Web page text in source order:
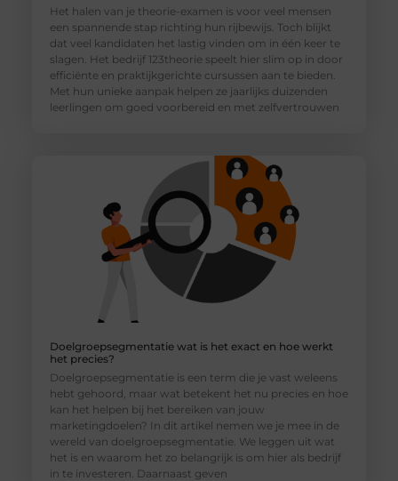
Het halen van je theorie-examen is voor veel mensen
een spannende stap richting hun rijbewijs. Toch blijkt
dat veel kandidaten het lastig vinden om in één keer te
slagen. Het bedrijf 123theorie speelt hier slim op in door
efficiënte en praktijkgerichte cursussen aan te bieden.
Met hun unieke aanpak helpen ze jaarlijks duizenden
leerlingen om goed voorbereid en met zelfvertrouwen
Doelgroepsegmentatie wat is het exact en hoe werkt
het precies?
Doelgroepsegmentatie is een term die je vast weleens
hebt gehoord, maar wat betekent het nu precies en hoe
kan het helpen bij het bereiken van jouw
marketingdoelen? In dit artikel nemen we je mee in de
wereld van doelgroepsegmentatie. We leggen uit wat
het is en waarom het zo belangrijk is om hier als bedrijf
in te investeren. Daarnaast geven